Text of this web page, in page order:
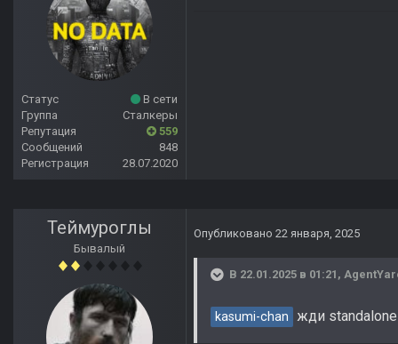
Статус
В сети
Группа
Сталкеры
Репутация
559
Сообщений
848
Регистрация
28.07.2020
Теймуроглы
Бывалый
Опубликовано 22 января, 2025
В 22.01.2025 в 01:21,
kasumi-chan жди